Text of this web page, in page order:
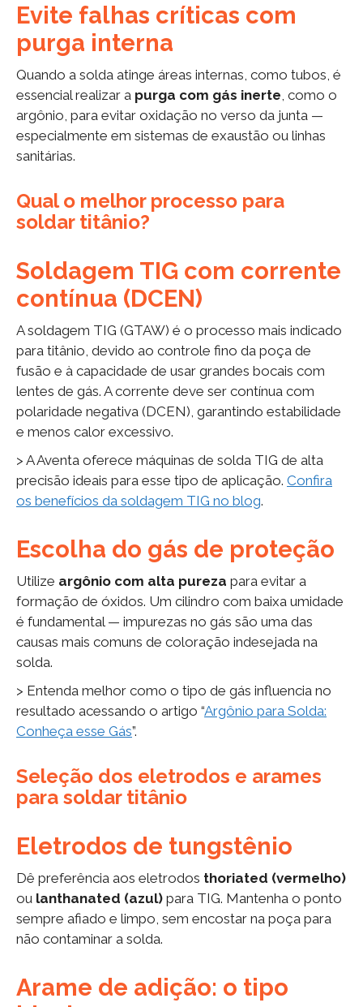
Evite falhas críticas com
purga interna
Quando a solda atinge áreas internas, como tubos, é
essencial realizar a purga com gás inerte , como o
argônio, para evitar oxidação no verso da junta —
especialmente em sistemas de exaustão ou linhas
sanitárias.
Qual o melhor processo para
soldar titânio?
Soldagem TIG com corrente
contínua (DCEN)
A soldagem TIG (GTAW) é o processo mais indicado
para titânio, devido ao controle fino da poça de
fusão e à capacidade de usar grandes bocais com
lentes de gás. A corrente deve ser contínua com
polaridade negativa (DCEN), garantindo estabilidade
e menos calor excessivo.
> A Aventa oferece máquinas de solda TIG de alta
precisão ideais para esse tipo de aplicação. Confira
os benefícios da soldagem TIG no blog.
Escolha do gás de proteção
Utilize argônio com alta pureza para evitar a
formação de óxidos. Um cilindro com baixa umidade
é fundamental — impurezas no gás são uma das
causas mais comuns de coloração indesejada na
solda.
> Entenda melhor como o tipo de gás influencia no
resultado acessando o artigo “Argônio para Solda:
Conheça esse Gás”.
Seleção dos eletrodos e arames
para soldar titânio
Eletrodos de tungstênio
Dê preferência aos eletrodos thoriated (vermelho)
ou lanthanated (azul) para TIG. Mantenha o ponto
sempre afiado e limpo, sem encostar na poça para
não contaminar a solda.
Arame de adição: o tipo